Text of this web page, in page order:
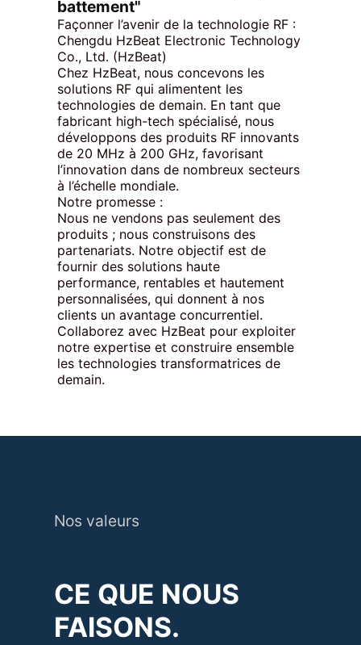
battement"
Façonner l’avenir de la technologie RF :
Chengdu HzBeat Electronic Technology
Co., Ltd. (HzBeat)
Chez HzBeat, nous concevons les
solutions RF qui alimentent les
technologies de demain. En tant que
fabricant high-tech spécialisé, nous
développons des produits RF innovants
de 20 MHz à 200 GHz, favorisant
l’innovation dans de nombreux secteurs
à l’échelle mondiale.
Notre promesse :
Nous ne vendons pas seulement des
produits ; nous construisons des
partenariats. Notre objectif est de
fournir des solutions haute
performance, rentables et hautement
personnalisées, qui donnent à nos
clients un avantage concurrentiel.
Collaborez avec HzBeat pour exploiter
notre expertise et construire ensemble
les technologies transformatrices de
demain.
Nos valeurs
CE QUE NOUS
FAISONS.